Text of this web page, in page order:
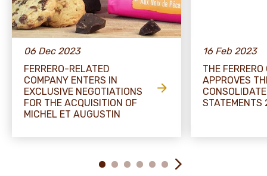
06 Dec 2023
FERRERO-RELATED
COMPANY ENTERS IN
EXCLUSIVE NEGOTIATIONS
FOR THE ACQUISITION OF
MICHEL ET AUGUSTIN
16 Feb 2023
THE FERRERO
APPROVES